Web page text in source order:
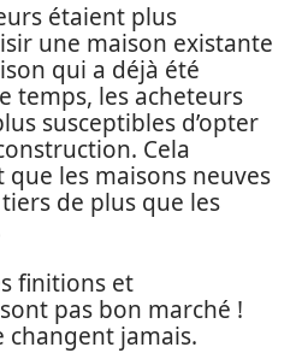
étaient plus
une maison existante
qui a déjà été
temps, les acheteurs
susceptibles d’opter
Cela
que les maisons neuves
de plus que les
finitions et
pas bon marché !
changent jamais.